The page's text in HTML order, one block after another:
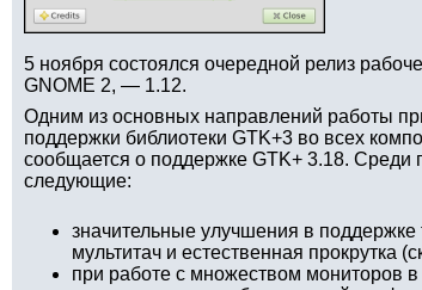
5 ноября состоялся очередной релиз
GNOME 2, — 1.12.
Одним из основных направлений работы
поддержки библиотеки GTK+3 во всех
сообщается о поддержке GTK+ 3.18.
следующие:
значительные улучшения в
мультитач и естественная прокрутка
при работе с множеством мониторов в